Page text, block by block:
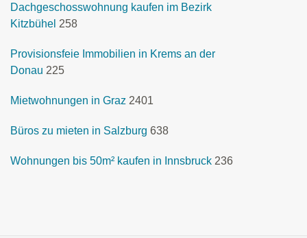
Dachgeschosswohnung kaufen im Bezirk
Kitzbühel 258
Provisionsfeie Immobilien in Krems an der
Donau 225
Mietwohnungen in Graz 2401
Büros zu mieten in Salzburg 638
Wohnungen bis 50m² kaufen in Innsbruck 236